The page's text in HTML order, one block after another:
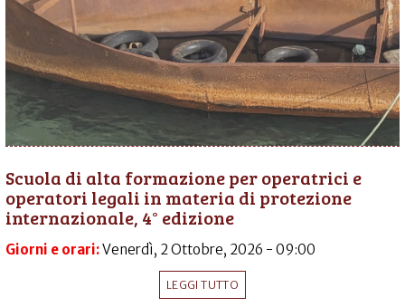
Scuola di alta formazione per operatrici e
operatori legali in materia di protezione
internazionale, 4° edizione
Giorni e orari:Venerdì, 2 Ottobre, 2026 - 09:00
LEGGI TUTTO